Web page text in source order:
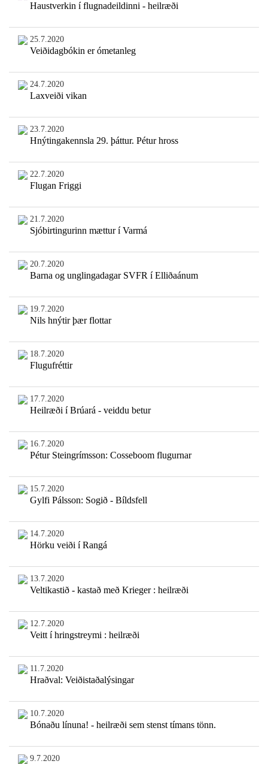
Haustverkin í flugnadeildinni - heilræði
25.7.2020
Veiðidagbókin er ómetanleg
24.7.2020
Laxveiði vikan
23.7.2020
Hnýtingakennsla 29. þáttur. Pétur hross
22.7.2020
Flugan Friggi
21.7.2020
Sjóbirtingurinn mættur í Varmá
20.7.2020
Barna og unglingadagar SVFR í Elliðaánum
19.7.2020
Nils hnýtir þær flottar
18.7.2020
Flugufréttir
17.7.2020
Heilræði í Brúará - veiddu betur
16.7.2020
Pétur Steingrímsson: Cosseboom flugurnar
15.7.2020
Gylfi Pálsson: Sogið - Bíldsfell
14.7.2020
Hörku veiði í Rangá
13.7.2020
Veltikastið - kastað með Krieger : heilræði
12.7.2020
Veitt í hringstreymi : heilræði
11.7.2020
Hraðval: Veiðistaðalýsingar
10.7.2020
Bónaðu línuna! - heilræði sem stenst tímans tönn.
9.7.2020